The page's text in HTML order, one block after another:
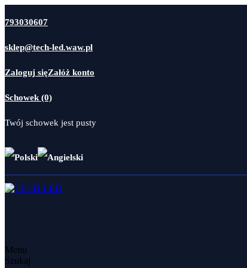
793030607
sklep@tech-led.waw.pl
Zaloguj sięZałóż konto
Schowek (0)
Twój schowek jest pusty
Menu
Szukaj